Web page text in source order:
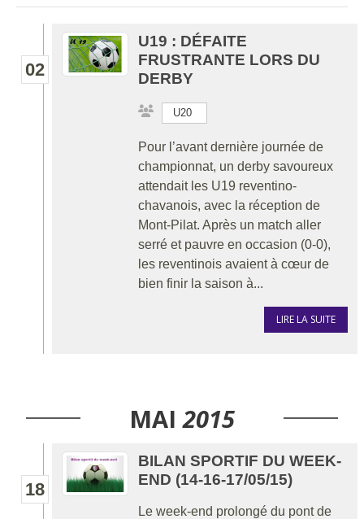
02
U19 : DÉFAITE
FRUSTRANTE LORS DU
DERBY
U20
Pour l’avant dernière journée de
championnat, un derby savoureux
attendait les U19 reventino-
chavanois, avec la réception de
Mont-Pilat. Après un match aller
serré et pauvre en occasion (0-0),
les reventinois avaient à cœur de
bien finir la saison à...
LIRE LA SUITE
MAI 2015
18
BILAN SPORTIF DU WEEK-
END (14-16-17/05/15)
Le week-end prolongé du pont de